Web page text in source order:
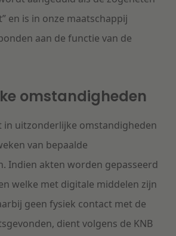
en is in onze maatschappij
aan de functie van de
omstandigheden
in uitzonderlijke omstandigheden
van bepaalde
Indien akten worden gepasseerd
welke met digitale middelen zijn
geen fysiek contact met de
dient volgens de KNB